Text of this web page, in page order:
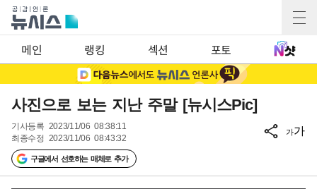
메인 랭킹 섹션 포토
사진으로 보는 지난 주말 [뉴시스Pic]
기사등록 2023/11/06 08:38:11
최종수정 2023/11/06 08:43:32
구글에서 선호하는 매체로 추가
가가